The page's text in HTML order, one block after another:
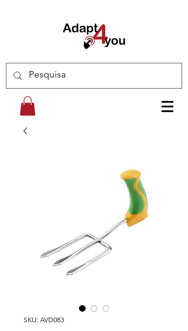
SKU: AVD083